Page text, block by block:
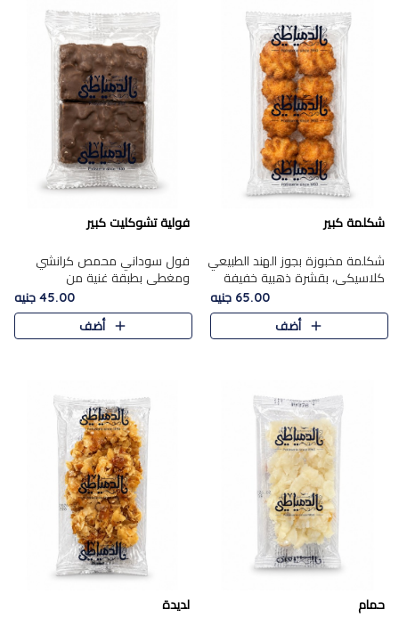
شكلمة كبير
شكلمة مخبوزة بجوز الهند الطبيعي
كلاسيكي، بقشرة ذهبية خفيفة
وقلب طري رطب يذوب في الفم،
تمنحك المذاق الشرقي الحلو الأصيل
التقليدي في كل لقمة.
65.00 جنيه
أضف
فولية تشوكليت كبير
فول سوداني محمص كرانشي
ومغطى بطبقة غنية من
الشوكولاتة، يجمع بين طعم
القرمشة الأصيلة الكلاسكيكية
التقليدية للفول السوداني وحلاوة
45.00 جنيه
أضف
حمام لديدة